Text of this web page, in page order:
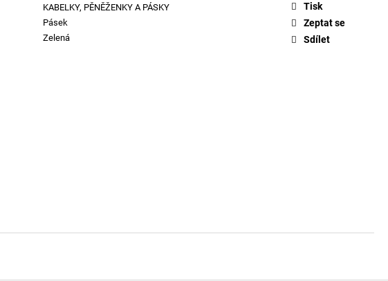
KABELKY, PĚNĚŽENKY A PÁSKY
Pásek
Zelená
Tisk
Zeptat se
Sdílet
SKM-RAY-THREEPACK PONOŽKY E7690